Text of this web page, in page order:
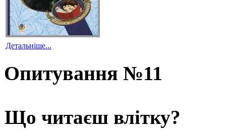
Детальніше...
Опитування №11
Що читаєш влітку?